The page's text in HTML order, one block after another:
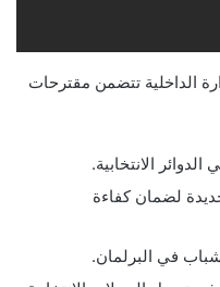
الداخلية تتضمن مقترحات
الانتخابية.
لضمان كفاءة
في البرلمان.